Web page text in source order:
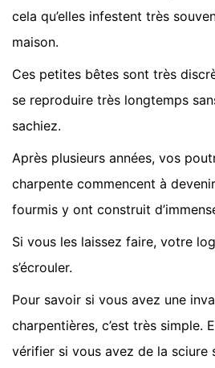
cela qu’elles infestent très
maison.
Ces petites bêtes sont très
se reproduire très longtemps
sachiez.
Après plusieurs années, vos
charpente commencent à
fourmis y ont construit
Si vous les laissez faire, votre
s’écrouler.
Pour savoir si vous avez une
charpentières, c’est très simple.
vérifier si vous avez de la sciure